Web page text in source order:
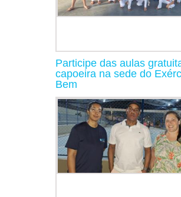
Participe das aulas
capoeira na sede do
Bem